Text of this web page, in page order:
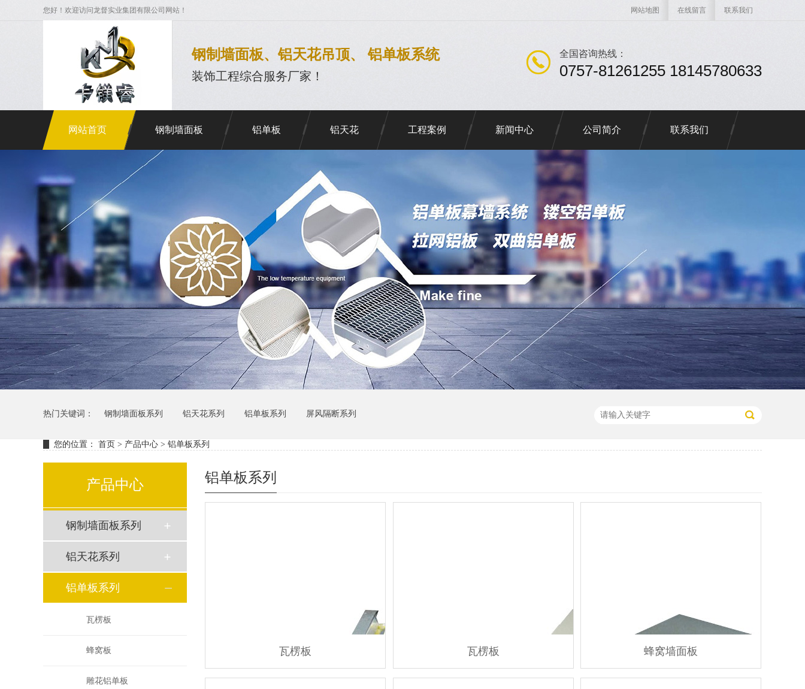
您好！欢迎访问龙督实业集团有限公司网站！ 网站地图 在线留言 联系我们
钢制墙面板、铝天花吊顶、 铝单板系统
装饰工程综合服务厂家！
全国咨询热线：
0757-81261255 18145780633
网站首页 钢制墙面板 铝单板 铝天花 工程案例 新闻中心 公司简介 联系我们
热门关键词： 钢制墙面板系列 铝天花系列 铝单板系列 屏风隔断系列
您的位置： 首页 > 产品中心 > 铝单板系列
产品中心
钢制墙面板系列
铝天花系列
铝单板系列
瓦楞板
蜂窝板
雕花铝单板
铝单板系列
瓦楞板 瓦楞板 蜂窝墙面板